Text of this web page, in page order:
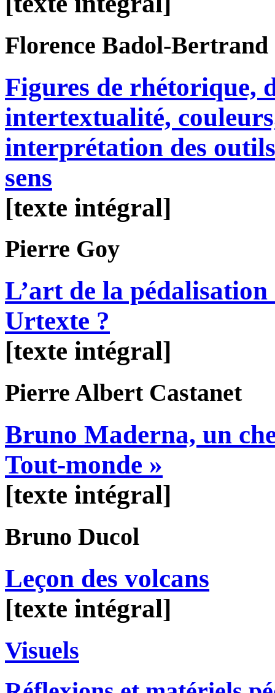
Florence Badol-Bertrand
Figures de rhétorique,
intertextualité,
interprétation des
sens
[texte intégral]
Pierre Goy
L’art de la
Urtexte ?
[texte intégral]
Pierre Albert Castanet
Bruno Maderna, un
Tout-monde »
[texte intégral]
Bruno Ducol
Leçon des volcans
[texte intégral]
Visuels